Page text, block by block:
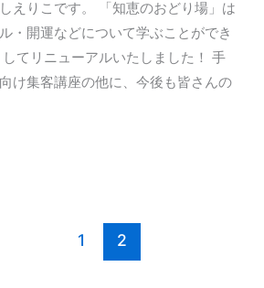
えりこです。 「知恵のおどり場」は
・開運などについて学ぶことができ
てリニューアルいたしました！ 手
け集客講座の他に、今後も皆さんの
1 2